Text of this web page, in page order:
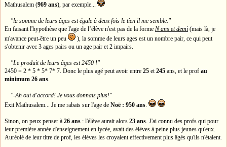
Mathusalem (969 ans), par exemple...
"la somme de leurs âges est égale à deux fois le tien il me semble."
En faisant l'hypothèse que l'age de l’élève n'est pas de la forme N ans et demi (mais là, je
m'avance peut-être un peu
), la somme de leurs ages est un nombre pair, ce qui peut
s'obtenir avec 3 ages pairs ou un age pair et 2 impairs.
"Le produit de leurs âges est 2450 !"
2450 = 2 * 5 * 5* 7* 7. Donc le plus agé peut avoir entre 25 et 245 ans, et le prof au
minimum 26 ans
"-Ah oui d'accord! Je vous donnais plus!"
Exit Mathusalem... Je me rabats sur l'age de Noë : 950 ans
Sinon, on peux penser à 26 ans : l'élève aurait alors 23 ans . J'ai connu des profs qui pour
leur première année d'enseignement en lycée, avait des élèves à peine plus jeunes qu'eux.
Auréolé de leur titre de prof, les élèves les croyaient effectivement plus âgés qu'ils n'étaient.